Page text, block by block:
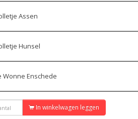
Assen
Hunsel
Wonne Enschede
In winkelwagen leggen